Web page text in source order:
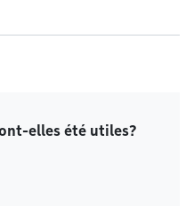
elles été utiles?